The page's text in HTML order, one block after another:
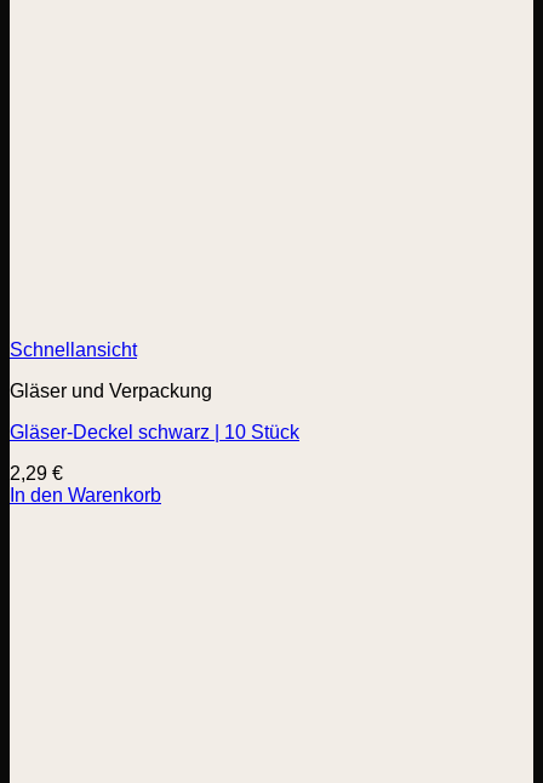
Schnellansicht
Gläser und Verpackung
Gläser-Deckel schwarz | 10 Stück
2,29 €
In den Warenkorb